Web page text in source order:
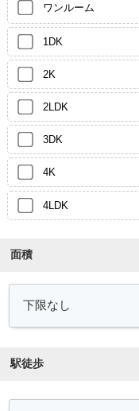
ワンルーム
1DK
2K
2LDK
3DK
4K
4LDK
面積
駅徒歩